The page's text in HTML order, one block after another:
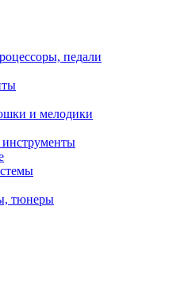
педали
и мелодики
тюнеры